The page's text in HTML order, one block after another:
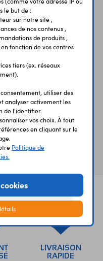
consulté
LIVRAISON
RAPIDE
le but de :
sur notre site ,
de nos contenus ,
de produits ,
fonction de vos centres
tiers (ex. réseaux
utiliser des
analyser activement les
de l'identifier.
vos choix. À tout
en cliquant sur le
Politique de